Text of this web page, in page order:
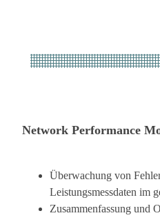
Network Performance
Überwachung von
Leistungsmessdaten im
Zusammenfassung und